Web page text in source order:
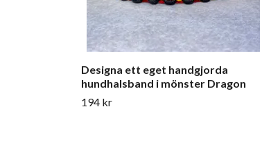
Designa ett eget handgjorda
hundhalsband i mönster Dragon
194 kr